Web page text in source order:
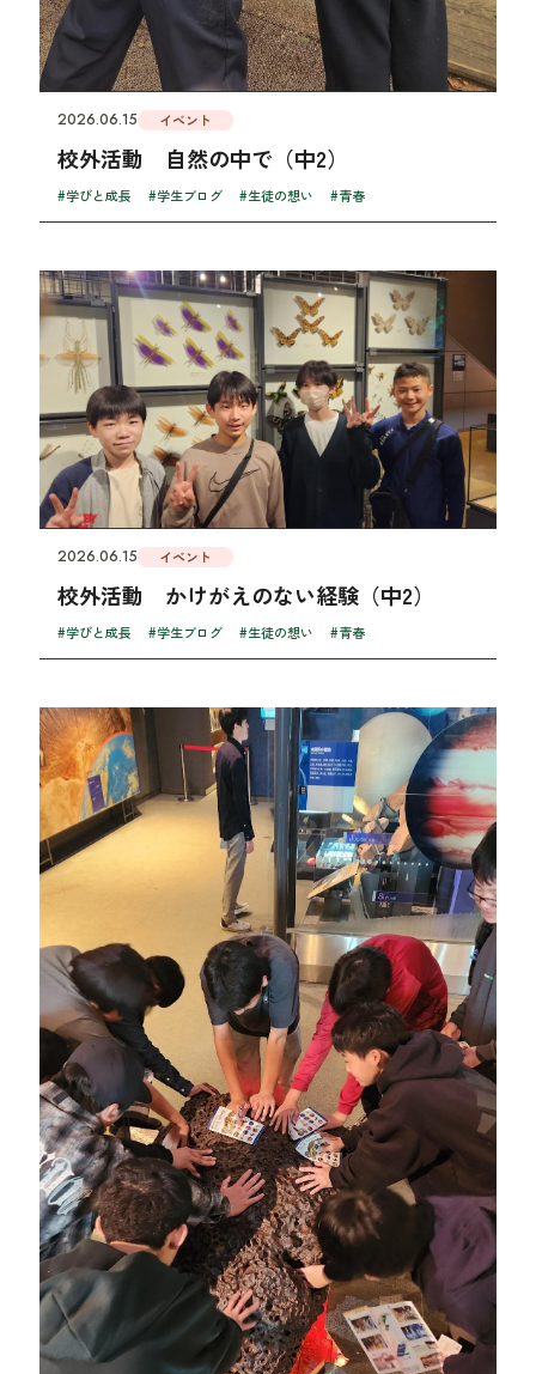
2026.06.15 イベント
校外活動 自然の中で（中2）
#学びと成長 #学生ブログ #生徒の想い #青春
2026.06.15 イベント
校外活動 かけがえのない経験（中2）
#学びと成長 #学生ブログ #生徒の想い #青春